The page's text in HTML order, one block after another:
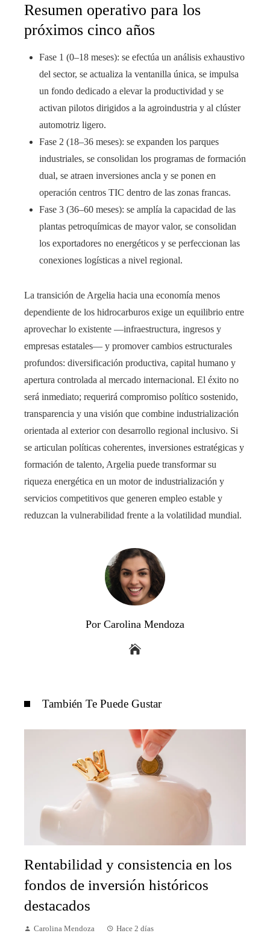
Resumen operativo para los
próximos cinco años
Fase 1 (0–18 meses): se efectúa un análisis exhaustivo
del sector, se actualiza la ventanilla única, se impulsa
un fondo dedicado a elevar la productividad y se
activan pilotos dirigidos a la agroindustria y al clúster
automotriz ligero.
Fase 2 (18–36 meses): se expanden los parques
industriales, se consolidan los programas de formación
dual, se atraen inversiones ancla y se ponen en
operación centros TIC dentro de las zonas francas.
Fase 3 (36–60 meses): se amplía la capacidad de las
plantas petroquímicas de mayor valor, se consolidan
los exportadores no energéticos y se perfeccionan las
conexiones logísticas a nivel regional.
La transición de Argelia hacia una economía menos
dependiente de los hidrocarburos exige un equilibrio entre
aprovechar lo existente —infraestructura, ingresos y
empresas estatales— y promover cambios estructurales
profundos: diversificación productiva, capital humano y
apertura controlada al mercado internacional. El éxito no
será inmediato; requerirá compromiso político sostenido,
transparencia y una visión que combine industrialización
orientada al exterior con desarrollo regional inclusivo. Si
se articulan políticas coherentes, inversiones estratégicas y
formación de talento, Argelia puede transformar su
riqueza energética en un motor de industrialización y
servicios competitivos que generen empleo estable y
reduzcan la vulnerabilidad frente a la volatilidad mundial.
Por Carolina Mendoza
También Te Puede Gustar
Rentabilidad y consistencia en los
fondos de inversión históricos
destacados
Carolina Mendoza Hace 2 días